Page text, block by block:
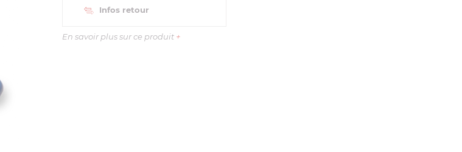
Infos retour
En savoir plus sur ce produit +